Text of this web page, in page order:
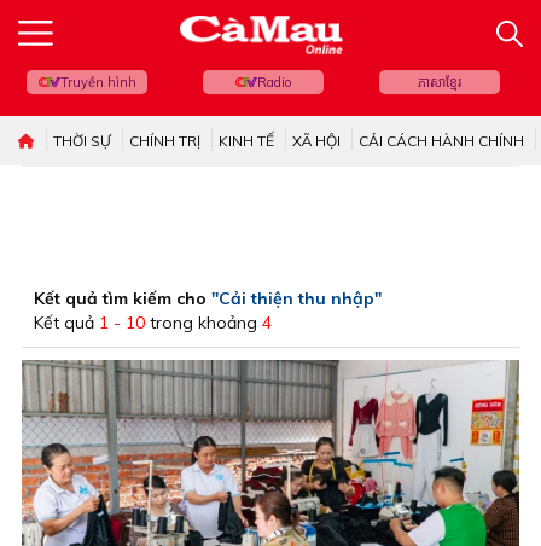
Truyền hình Radio ភាសាខ្មែរ
THỜI SỰ CHÍNH TRỊ KINH TẾ XÃ HỘI CẢI CÁCH HÀNH CHÍNH
Kết quả tìm kiếm cho "Cải thiện thu nhập"
Kết quả 1 - 10 trong khoảng 4